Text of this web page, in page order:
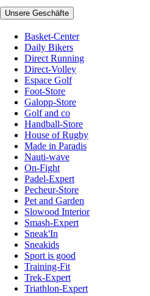
Unsere Geschäfte
Basket-Center
Daily Bikers
Direct Running
Direct-Volley
Espace Golf
Foot-Store
Galopp-Store
Golf and co
Handball-Store
House of Rugby
Made in Paradis
Nauti-wave
On-Fight
Padel-Expert
Pecheur-Store
Pet and Garden
Slowood Interior
Smash-Expert
Sneak'In
Sneakids
Sport is good
Training-Fit
Trek-Expert
Triathlon-Expert